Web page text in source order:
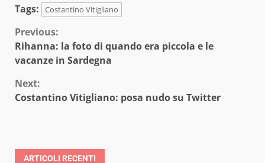
Tags: Costantino Vitigliano
Continue
Reading
Previous:
Rihanna: la foto di quando era piccola e le
vacanze in Sardegna
Next:
Costantino Vitigliano: posa nudo su Twitter
ARTICOLI RECENTI